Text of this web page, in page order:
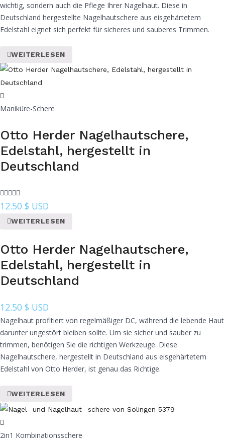
wichtig, sondern auch die Pflege Ihrer Nagelhaut. Diese in
Deutschland hergestellte Nagelhautschere aus eisgehärtetem
Edelstahl eignet sich perfekt für sicheres und sauberes Trimmen.
WEITERLESEN
Maniküre-Schere
Otto Herder Nagelhautschere,
Edelstahl, hergestellt in
Deutschland
12.50 $ USD
WEITERLESEN
Otto Herder Nagelhautschere,
Edelstahl, hergestellt in
Deutschland
12.50 $ USD
Nagelhaut profitiert von regelmäßiger DC, während die lebende Haut
darunter ungestört bleiben sollte. Um sie sicher und sauber zu
trimmen, benötigen Sie die richtigen Werkzeuge. Diese
Nagelhautschere, hergestellt in Deutschland aus eisgehärtetem
Edelstahl von Otto Herder, ist genau das Richtige.
WEITERLESEN
2in1 Kombinationsschere